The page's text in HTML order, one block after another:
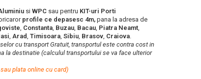
si WPC sau pentru KIT-uri Porti
profile ce depasesc 4m, pana la adresa de
, Constanta, Buzau, Bacau, Piatra Neamt,
, Arad, Timisoara, Sibiu, Brasov, Craiova.
cu transport Gratuit, transportul este contra cost in
la destinatie (calculul transportului se va face ulterior
plata online cu card)